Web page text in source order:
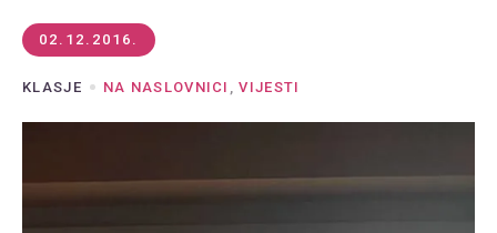
02.12.2016.
KLASJE NA NASLOVNICI ,VIJESTI